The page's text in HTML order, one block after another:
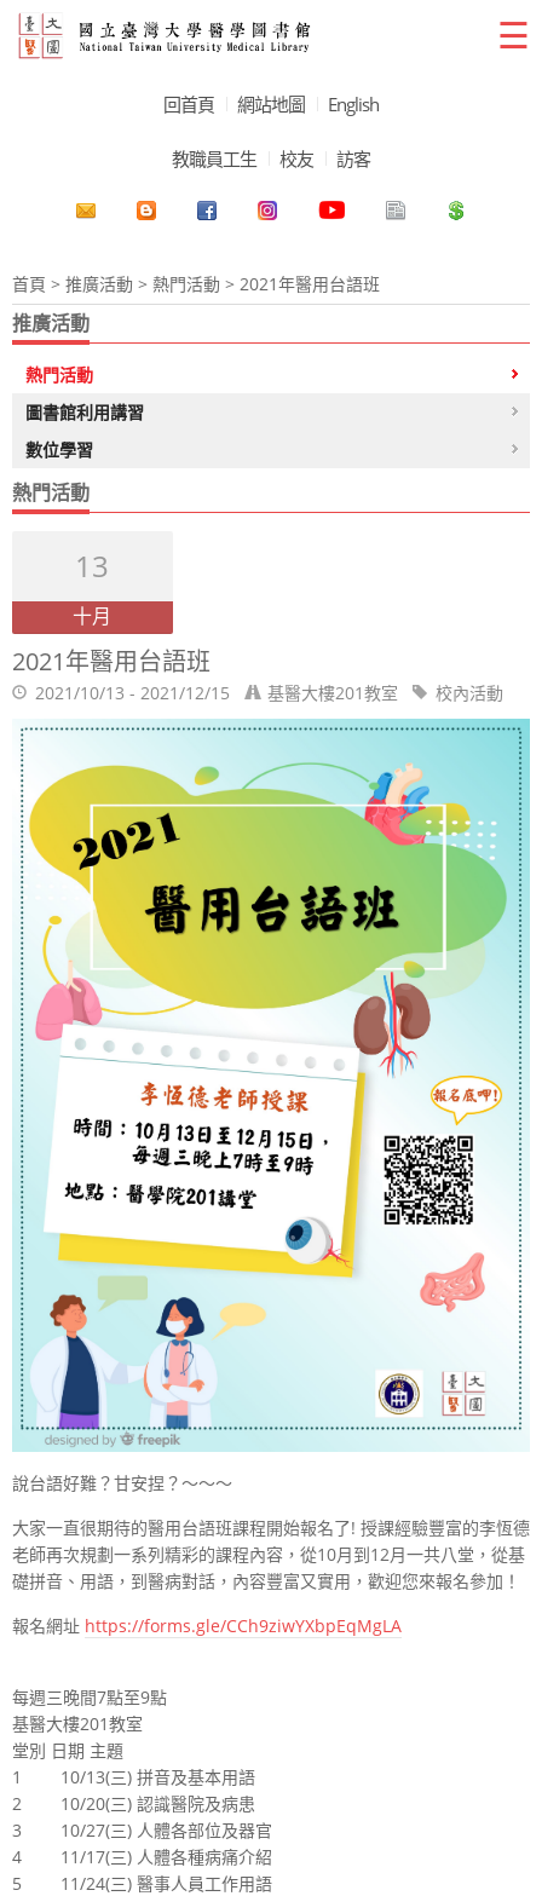
☰
回首頁 網站地圖 English
教職員工生 校友 訪客
首頁 > 推廣活動 > 熱門活動 > 2021年醫用台語班
推廣活動
熱門活動
圖書館利用講習
數位學習
熱門活動
13
十月
2021年醫用台語班
2021/10/13 - 2021/12/15 基醫大樓201教室 校內活動
說台語好難？甘安捏？～～～
大家一直很期待的醫用台語班課程開始報名了! 授課經驗豐富的李恆德
老師再次規劃一系列精彩的課程內容，從10月到12月一共八堂，從基
礎拼音、用語，到醫病對話，內容豐富又實用，歡迎您來報名參加！
報名網址 https://forms.gle/CCh9ziwYXbpEqMgLA
每週三晚間7點至9點
基醫大樓201教室
堂別 日期 主題
1
10/13(三) 拼音及基本用語
2
10/20(三) 認識醫院及病患
3
10/27(三) 人體各部位及器官
4
11/17(三) 人體各種病痛介紹
5
11/24(三) 醫事人員工作用語